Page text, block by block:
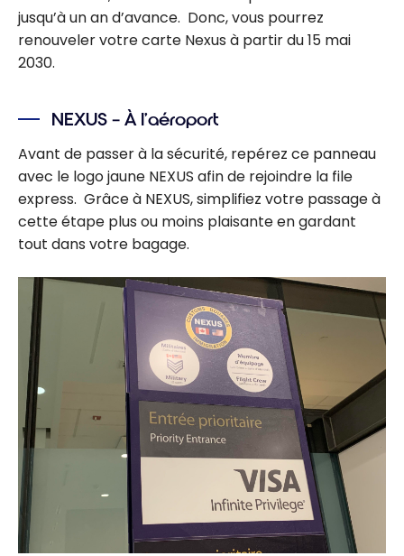
jusqu’à un an d’avance. Donc, vous pourrez
renouveler votre carte Nexus à partir du 15 mai
2030.
NEXUS – À l’aéroport
Avant de passer à la sécurité, repérez ce panneau
avec le logo jaune NEXUS afin de rejoindre la file
express. Grâce à NEXUS, simplifiez votre passage à
cette étape plus ou moins plaisante en gardant
tout dans votre bagage.